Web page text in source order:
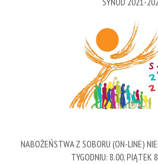
NABOŻEŃSTWA Z SOBORU (ON-LINE)
TYGODNIU: 8.00, PIĄTEK